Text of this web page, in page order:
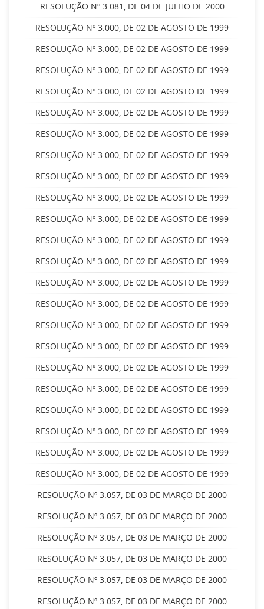
RESOLUÇÃO Nº 3.081, DE 04 DE JULHO DE 2000
RESOLUÇÃO Nº 3.000, DE 02 DE AGOSTO DE 1999
RESOLUÇÃO Nº 3.000, DE 02 DE AGOSTO DE 1999
RESOLUÇÃO Nº 3.000, DE 02 DE AGOSTO DE 1999
RESOLUÇÃO Nº 3.000, DE 02 DE AGOSTO DE 1999
RESOLUÇÃO Nº 3.000, DE 02 DE AGOSTO DE 1999
RESOLUÇÃO Nº 3.000, DE 02 DE AGOSTO DE 1999
RESOLUÇÃO Nº 3.000, DE 02 DE AGOSTO DE 1999
RESOLUÇÃO Nº 3.000, DE 02 DE AGOSTO DE 1999
RESOLUÇÃO Nº 3.000, DE 02 DE AGOSTO DE 1999
RESOLUÇÃO Nº 3.000, DE 02 DE AGOSTO DE 1999
RESOLUÇÃO Nº 3.000, DE 02 DE AGOSTO DE 1999
RESOLUÇÃO Nº 3.000, DE 02 DE AGOSTO DE 1999
RESOLUÇÃO Nº 3.000, DE 02 DE AGOSTO DE 1999
RESOLUÇÃO Nº 3.000, DE 02 DE AGOSTO DE 1999
RESOLUÇÃO Nº 3.000, DE 02 DE AGOSTO DE 1999
RESOLUÇÃO Nº 3.000, DE 02 DE AGOSTO DE 1999
RESOLUÇÃO Nº 3.000, DE 02 DE AGOSTO DE 1999
RESOLUÇÃO Nº 3.000, DE 02 DE AGOSTO DE 1999
RESOLUÇÃO Nº 3.000, DE 02 DE AGOSTO DE 1999
RESOLUÇÃO Nº 3.000, DE 02 DE AGOSTO DE 1999
RESOLUÇÃO Nº 3.000, DE 02 DE AGOSTO DE 1999
RESOLUÇÃO Nº 3.000, DE 02 DE AGOSTO DE 1999
RESOLUÇÃO Nº 3.057, DE 03 DE MARÇO DE 2000
RESOLUÇÃO Nº 3.057, DE 03 DE MARÇO DE 2000
RESOLUÇÃO Nº 3.057, DE 03 DE MARÇO DE 2000
RESOLUÇÃO Nº 3.057, DE 03 DE MARÇO DE 2000
RESOLUÇÃO Nº 3.057, DE 03 DE MARÇO DE 2000
RESOLUÇÃO Nº 3.057, DE 03 DE MARÇO DE 2000